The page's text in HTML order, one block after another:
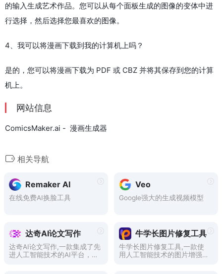
的输入生成艺术作品。您可以从每个面板生成的图像的变体中进
行选择，然后选择您最喜欢的图像。
4、我可以将漫画下载到我的计算机上吗？
是的，您可以将漫画下载为 PDF 或 CBZ 并将其保存到您的计算
机上。
网站信息
ComicsMaker.ai - 漫画生成器
相关导航
Remaker AI
在线免费AI换脸工具
Veo
Google强大的生成视频模型
达奇AI论文写作
达奇AI论文写作,一款集成了先
进人工智能技术的AI平台，专
牛学长图片修复工具
牛学长图片修复工具,一款使
用人工智能技术的图片增强工